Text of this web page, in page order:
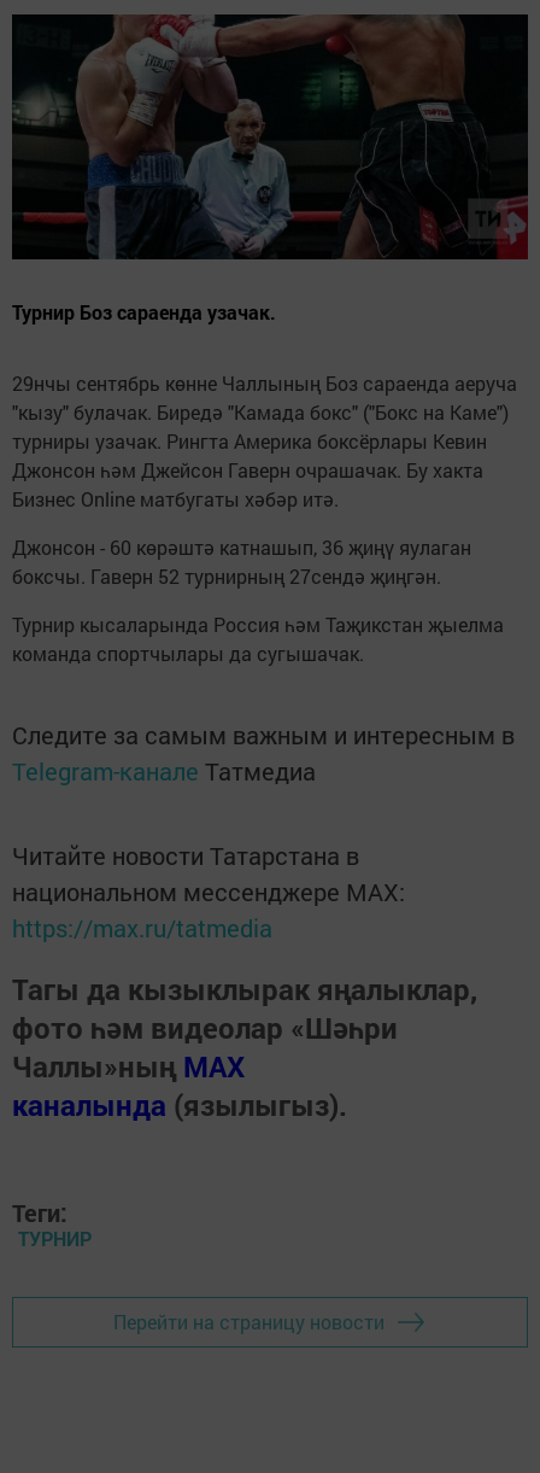
Турнир Боз сараенда узачак.
29нчы сентябрь көнне Чаллының Боз сараенда аеруча
"кызу" булачак. Биредә "Камада бокс" ("Бокс на Каме")
турниры узачак. Рингта Америка боксёрлары Кевин
Джонсон һәм Джейсон Гаверн очрашачак. Бу хакта
Бизнес Online матбугаты хәбәр итә.
Джонсон - 60 көрәштә катнашып, 36 җиңү яулаган
боксчы. Гаверн 52 турнирның 27сендә җиңгән.
Турнир кысаларында Россия һәм Таҗикстан җыелма
команда спортчылары да сугышачак.
Следите за самым важным и интересным в
Telegram-канале Татмедиа
Читайте новости Татарстана в
национальном мессенджере MАХ:
https://max.ru/tatmedia
Тагы да кызыклырак яңалыклар,
фото һәм видеолар «Шәһри
Чаллы»ның MAX
каналында (язылыгыз).
Теги:
ТУРНИР
Перейти на страницу новости